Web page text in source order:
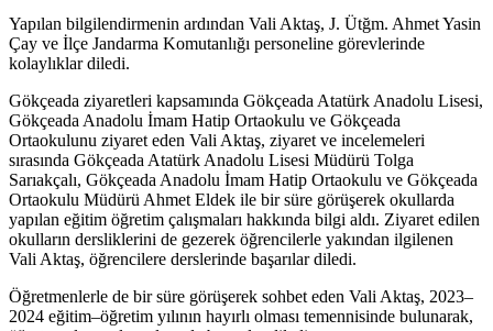
Yapılan bilgilendirmenin ardından Vali Aktaş, J. Ütğm. Ahmet Yasin
Çay ve İlçe Jandarma Komutanlığı personeline görevlerinde
kolaylıklar diledi.
Gökçeada ziyaretleri kapsamında Gökçeada Atatürk Anadolu Lisesi,
Gökçeada Anadolu İmam Hatip Ortaokulu ve Gökçeada
Ortaokulunu ziyaret eden Vali Aktaş, ziyaret ve incelemeleri
sırasında Gökçeada Atatürk Anadolu Lisesi Müdürü Tolga
Sarıakçalı, Gökçeada Anadolu İmam Hatip Ortaokulu ve Gökçeada
Ortaokulu Müdürü Ahmet Eldek ile bir süre görüşerek okullarda
yapılan eğitim öğretim çalışmaları hakkında bilgi aldı. Ziyaret edilen
okulların dersliklerini de gezerek öğrencilerle yakından ilgilenen
Vali Aktaş, öğrencilere derslerinde başarılar diledi.
Öğretmenlerle de bir süre görüşerek sohbet eden Vali Aktaş, 2023–
2024 eğitim–öğretim yılının hayırlı olması temennisinde bulunarak,